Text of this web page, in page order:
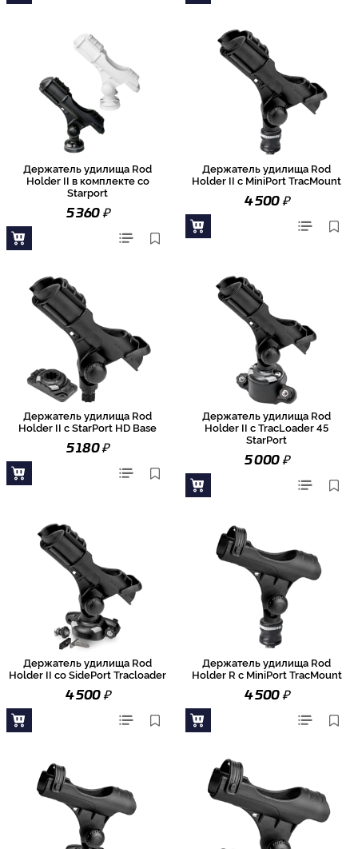
Держатель удилища Rod
Holder II в комплекте со
Starport
5 360₽
Держатель удилища Rod
Holder II с MiniPort TracMount
4 500₽
Держатель удилища Rod
Holder II с StarPort HD Base
5 180₽
Держатель удилища Rod
Holder II с TracLoader 45
StarPort
5 000₽
Держатель удилища Rod
Holder II со SidePort Tracloader
4 500₽
Держатель удилища Rod
Holder R с MiniPort TracMount
4 500₽